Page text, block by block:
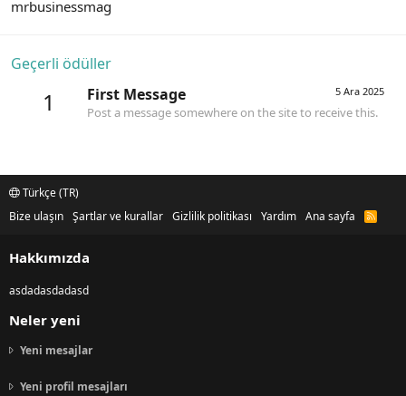
mrbusinessmag
Geçerli ödüller
1 5 Ara 2025
First Message
Post a message somewhere on the site to receive this.
Türkçe (TR)
Bize ulaşın Şartlar ve kurallar Gizlilik politikası Yardım Ana sayfa
R
Hakkımızda
asdadasdadasd
Neler yeni
Yeni mesajlar
Yeni profil mesajları